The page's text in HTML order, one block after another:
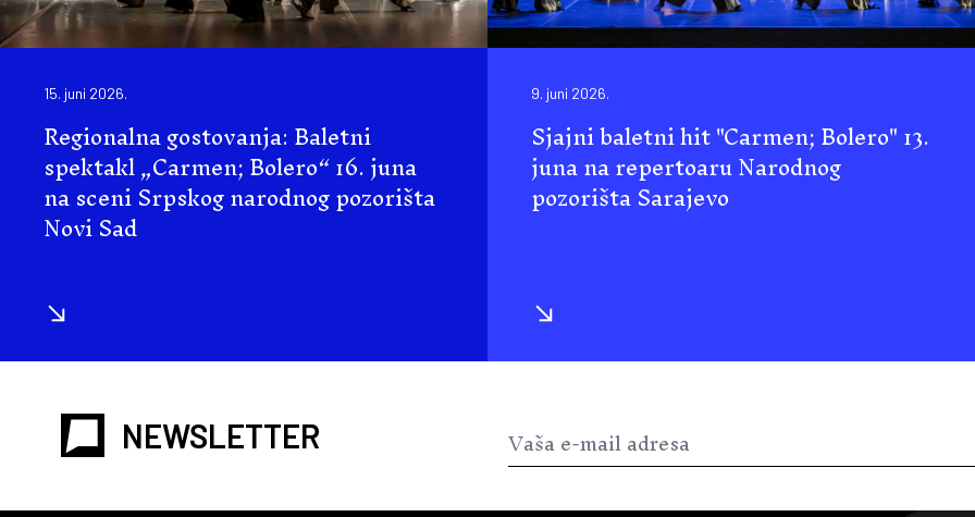
15. juni 2026.
Regionalna gostovanja: Baletni
spektakl „Carmen; Bolero“ 16. juna
na sceni Srpskog narodnog pozorišta
Novi Sad
9. juni 2026.
Sjajni baletni hit "Carmen; Bolero" 13.
juna na repertoaru Narodnog
pozorišta Sarajevo
NEWSLETTER